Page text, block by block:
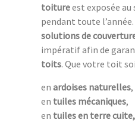
toitureest exposée
pendant toute
solutions de
impératif afin de
toits. Que votre toit
en ardoises naturelles,
en tuiles mécaniques,
en tuiles en terre cuite,